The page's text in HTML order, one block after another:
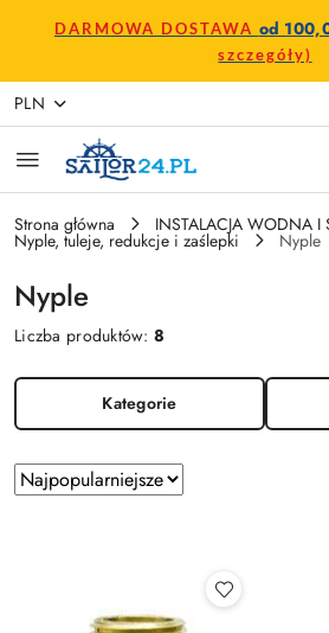
Przejdź do treści głównej
Przejdź do wyszukiwarki
Przejdź do moje konto
Przejdź do menu głównego
Przejdź do stopki
DARMOWA DOSTAWA od
szczegóły)
PLN
Strona główna INSTALACJA WODNA I
Nyple, tuleje, redukcje i zaślepki Nyple
Nyple
Liczba produktów:8
Kategorie
Zastosowano
sortowanie:
Sortuj
według